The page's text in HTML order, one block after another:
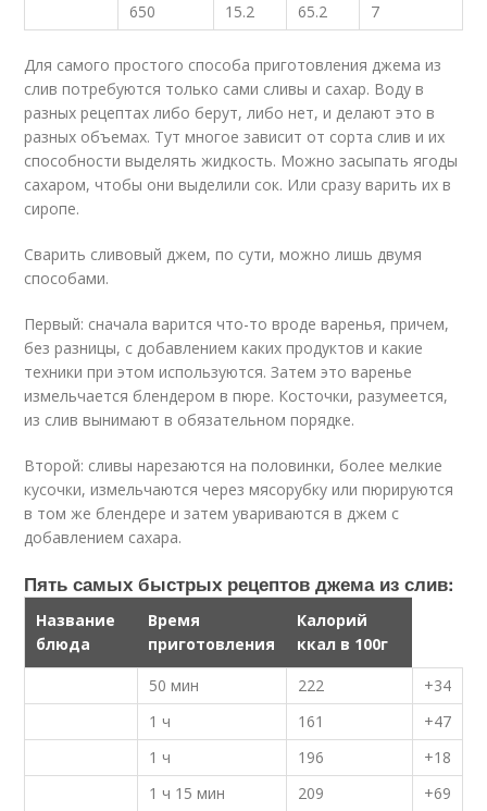
650
15.2 65.2 7
Для самого простого способа приготовления джема из
слив потребуются только сами сливы и сахар. Воду в
разных рецептах либо берут, либо нет, и делают это в
разных объемах. Тут многое зависит от сорта слив и их
способности выделять жидкость. Можно засыпать ягоды
сахаром, чтобы они выделили сок. Или сразу варить их в
сиропе.
Сварить сливовый джем, по сути, можно лишь двумя
способами.
Первый: сначала варится что-то вроде варенья, причем,
без разницы, с добавлением каких продуктов и какие
техники при этом используются. Затем это варенье
измельчается блендером в пюре. Косточки, разумеется,
из слив вынимают в обязательном порядке.
Второй: сливы нарезаются на половинки, более мелкие
кусочки, измельчаются через мясорубку или пюрируются
в том же блендере и затем увариваются в джем с
добавлением сахара.
Пять самых быстрых рецептов джема из слив:
Название
блюда
Время
приготовления
Калорий
ккал в 100г
50 мин
222
+34
1 ч
161
+47
1 ч
196
+18
1 ч 15 мин
209
+69